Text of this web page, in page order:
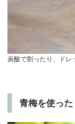
炭酸で割ったり、ドレ
青梅を使った